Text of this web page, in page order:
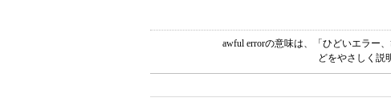
awful errorの意味は、「ひどいエラー
どをやさしく説